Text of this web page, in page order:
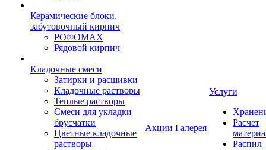
Керамические блоки,
забутовочный кирпич
PO®OMAX
Рядовой кирпич
Кладочные смеси
Затирки и расшивки
Кладочные растворы
Теплые растворы
Смеси для укладки
брусчатки
Цветные кладочные
растворы
Акции Галерея
Услуги
Расчет
Распил